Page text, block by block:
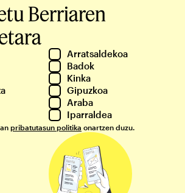
Berriaren
Arratsaldekoa
Badok
Kinka
Gipuzkoa
Araba
Iparraldea
pribatutasun politika onartzen duzu.